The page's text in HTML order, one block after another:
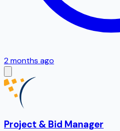
2 months ago
Project & Bid Manager